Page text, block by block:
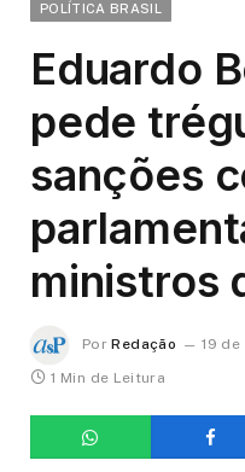
POLÍTICA BRASIL
Eduardo
pede
sanções
ministros
Por Redação
19
1 Min de Leitura